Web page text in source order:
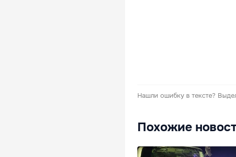
Нашли ошибку в тексте?
Похожие